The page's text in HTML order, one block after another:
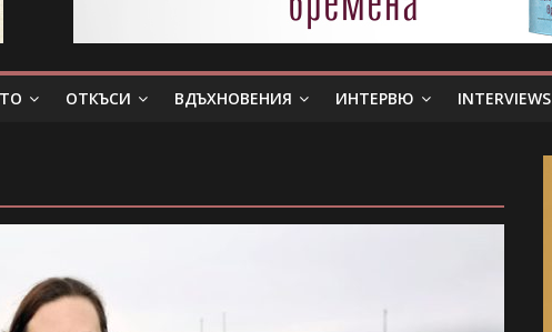
ОТКЪСИ ВДЪХНОВЕНИЯ ИНТЕРВЮ INTERVIEWS